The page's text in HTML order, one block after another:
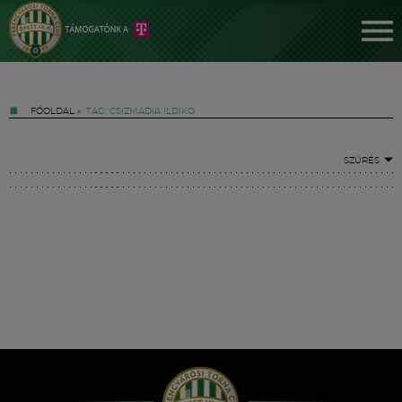
FŐOLDAL » TAG: CSIZMADIA ILDIKÓ
SZŰRÉS
Hírek